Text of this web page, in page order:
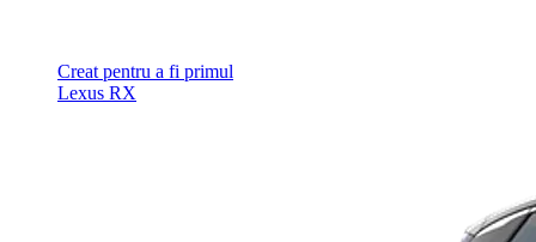
Creat pentru a fi primul
Lexus RX